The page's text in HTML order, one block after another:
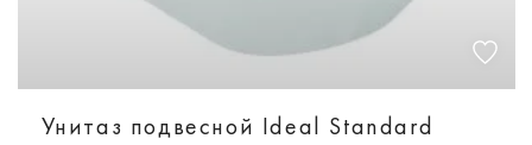
Унитаз подвесной Ideal Standard